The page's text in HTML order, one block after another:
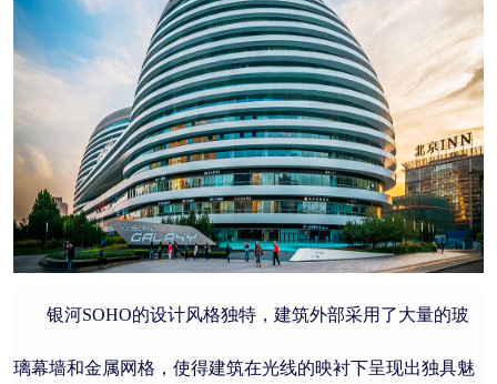
银河SOHO的设计风格独特，建筑外部采用了大量的玻
璃幕墙和金属网格，使得建筑在光线的映衬下呈现出独具魅